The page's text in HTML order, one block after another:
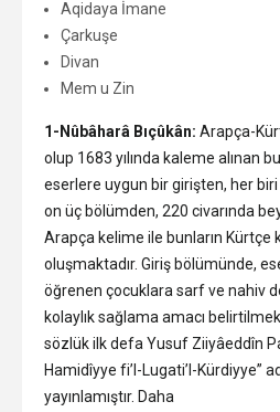
Aqidaya İmane
Çarkuşe
Divan
Mem u Zin
1-Nûbâharâ Bıçûkân: Arapça-
olup 1683 yılında kaleme alınan
eserlere uygun bir girişten, her
on üç bölümden, 220 civarında
Arapça kelime ile bunların Kürtçe
oluşmaktadır. Giriş bölümünde,
öğrenen çocuklara sarf ve nahiv
kolaylık sağlama amacı
sözlük ilk defa Yusuf Ziiyâeddîn
Hamidîyye fi’l-Lugati’l-Kürdiyye”
yayınlamıştır. Daha